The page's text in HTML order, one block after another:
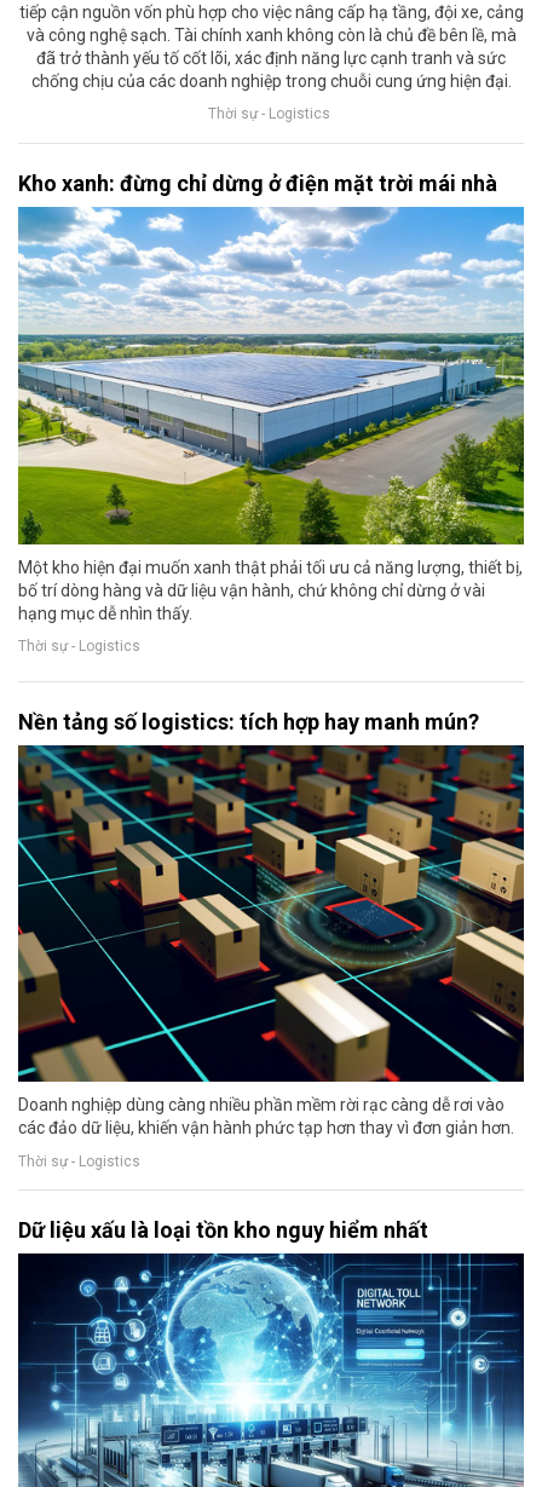
tiếp cận nguồn vốn phù hợp cho việc nâng cấp hạ tầng, đội xe, cảng
và công nghệ sạch. Tài chính xanh không còn là chủ đề bên lề, mà
đã trở thành yếu tố cốt lõi, xác định năng lực cạnh tranh và sức
chống chịu của các doanh nghiệp trong chuỗi cung ứng hiện đại.
Thời sự - Logistics
Kho xanh: đừng chỉ dừng ở điện mặt trời mái nhà
Một kho hiện đại muốn xanh thật phải tối ưu cả năng lượng, thiết bị,
bố trí dòng hàng và dữ liệu vận hành, chứ không chỉ dừng ở vài
hạng mục dễ nhìn thấy.
Thời sự - Logistics
Nền tảng số logistics: tích hợp hay manh mún?
Doanh nghiệp dùng càng nhiều phần mềm rời rạc càng dễ rơi vào
các đảo dữ liệu, khiến vận hành phức tạp hơn thay vì đơn giản hơn.
Thời sự - Logistics
Dữ liệu xấu là loại tồn kho nguy hiểm nhất